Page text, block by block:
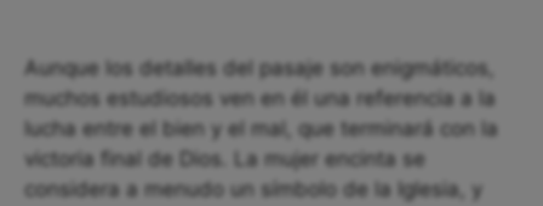
Aunque los detalles del pasaje son enigmáticos,
muchos estudiosos ven en él una referencia a la
lucha entre el bien y el mal, que terminará con la
victoria final de Dios. La mujer encinta se
considera a menudo un símbolo de la Iglesia, y